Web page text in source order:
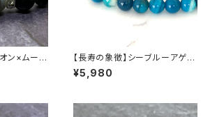
ン×ムーン
【長寿の象徴】シーブルーアゲー
ト（縞メノウ） 8mm珠 ブレスレ
ット
¥5,980